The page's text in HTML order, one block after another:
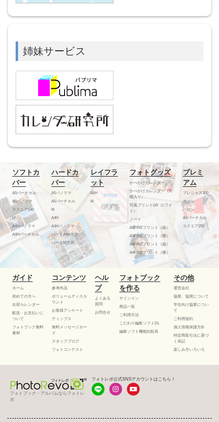
姉妹サービス
ソフトカ
バー
A5バーチカル
A5パノラマ
スクエア140
M
A4Hパノラマ
A4Hバーチカル
ハードカ
バー
A5パノラマ
A5バーチカル
M
A4H
A4Hパノラマ
ハードA4H光沢
ハードM光沢
レイフラ
ット
A4H
M
フォトグッズ
かべかけカレンダー
かべかけカレンダー（六
曜入り）
写真プリントLW（Lワイ
ド）
ノート
A3FINEプリント（縦）
A3FINEプリント（横）
A4FINEプリント（縦）
A4FINEプリント（横）
プレミ
アム
プレシャス300
カノン
バロン
A4バーチカル
スクエア250
ガイド
ホーム
初めての方へ
出荷カレンダー
配送・お支払いに
ついて
フォトブック無料
素材
コンテンツ
参考作品
ボリュームディスカ
ウント
お客様アンケート
ティップス
無料メッセージカー
ド
スタッフブログ
フォトコンテスト
ヘル
プ
よくある
質問
お問合せ
フォトブック
を作る
サインイン
商品一覧
ご利用方法
こだわり編集ソフトDL
編集ソフト機能比較表
その他
運営会社
協業、協賛について
学生向け協業につい
て
ご利用規約
個人情報保護方針
特定商取引法に基づ
く表記
楽しみ方いろいろ
フォトブック・アルバムならフォトレ
ボ
フォトレボ公式SNSアカウントはこちら！